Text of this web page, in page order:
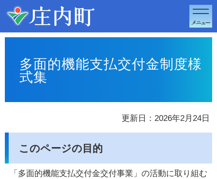
このページの本文へ移動
多面的機能支払交付金制度様
式集
更新日：2026年2月24日
このページの目的
「多面的機能支払交付金交付事業」の活動に取り組む